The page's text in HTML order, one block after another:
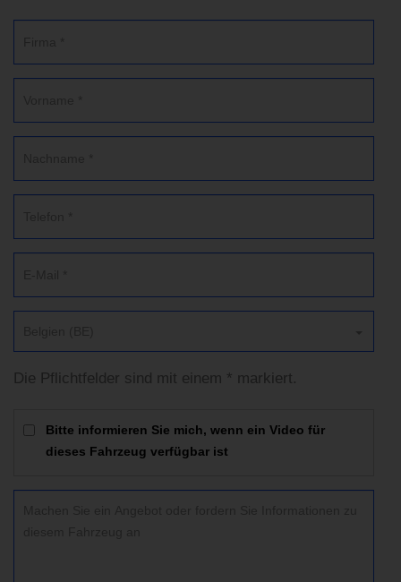
Die Pflichtfelder sind mit einem * markiert.
Bitte informieren Sie mich, wenn ein Video für
dieses Fahrzeug verfügbar ist